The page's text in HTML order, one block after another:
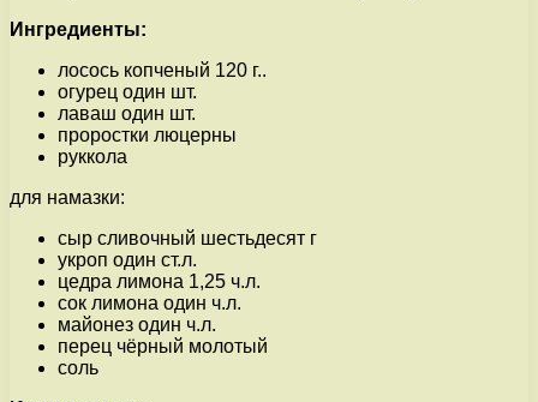
Ингредиенты:
лосось копченый 120 г..
огурец один шт.
лаваш один шт.
проростки люцерны
руккола
для намазки:
сыр сливочный шестьдесят г
укроп один ст.л.
цедра лимона 1,25 ч.л.
сок лимона один ч.л.
майонез один ч.л.
перец чёрный молотый
соль